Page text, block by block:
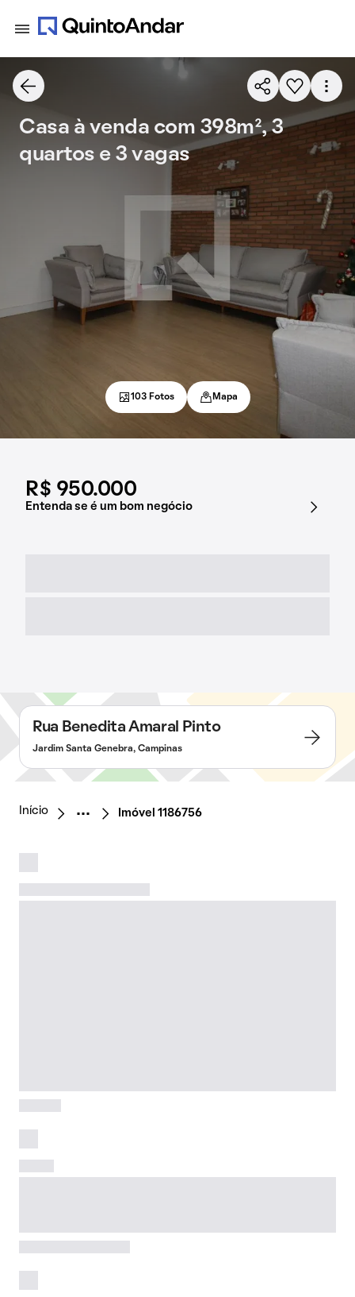
R$ 950.000
Entenda se é um bom negócio
Casa à venda com 398m², 3
quartos e 3 vagas
103 Fotos Mapa
Rua Benedita Amaral Pinto
Jardim Santa Genebra, Campinas
Início Imóvel 1186756